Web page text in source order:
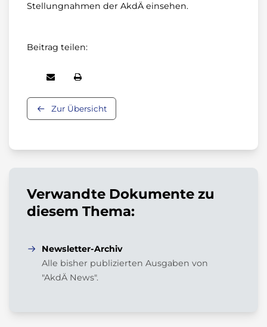
Stellungnahmen der AkdÄ einsehen.
Beitrag teilen:
Zur Übersicht
Verwandte Dokumente zu
diesem Thema:
Newsletter-Archiv
Alle bisher publizierten Ausgaben von
"AkdÄ News".